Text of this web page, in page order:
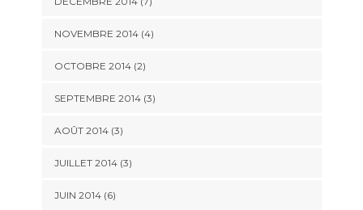
NOVEMBRE 2014(4)
OCTOBRE 2014(2)
SEPTEMBRE 2014(3)
AOÛT 2014(3)
JUILLET 2014(3)
JUIN 2014(6)